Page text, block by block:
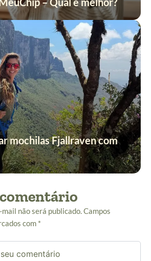
mochilas Fjallraven com
não será publicado.Campos
com *